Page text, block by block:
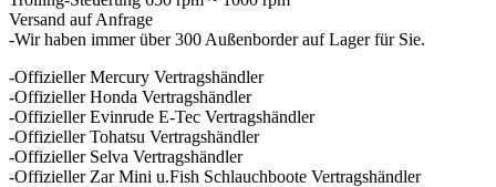
Versand auf Anfrage
-Wir haben immer über 300 Außenborder auf Lager für Sie.
-Offizieller Mercury Vertragshändler
-Offizieller Honda Vertragshändler
-Offizieller Evinrude E-Tec Vertragshändler
-Offizieller Tohatsu Vertragshändler
-Offizieller Selva Vertragshändler
-Offizieller Zar Mini u.Fish Schlauchboote Vertragshändler